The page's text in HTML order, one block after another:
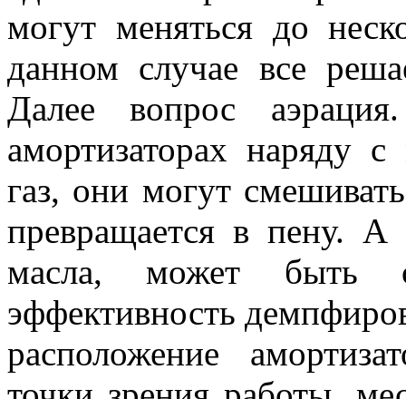
могут меняться до
данном случае все
Далее вопрос
амортизаторах наряду
газ, они могут
превращается в пену. А
масла, может быть
эффективность
расположение